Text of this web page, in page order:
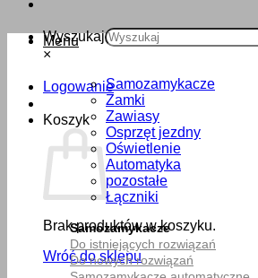
Wyszukaj
×
Logowanie
Koszyk
Brak produktów w koszyku.
Wróć do sklepu
Menu
Samozamykacze
Zamki
Zawiasy
Osprzęt jezdny
Oświetlenie
Automatyka
pozostałe
Łączniki
Samozamykacze
Do istniejących rozwiązań
Do nowych rozwiązań